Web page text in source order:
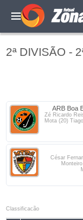
2ª DIVISÃO -
ARB Boa
Zé Ricardo
Mota (20)
César
Classificacão